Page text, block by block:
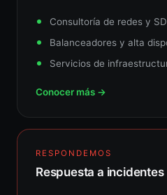
Consultoría de redes y
Balanceadores y alta
Servicios de
Conocer más →
RESPONDEMOS
Respuesta a incidentes